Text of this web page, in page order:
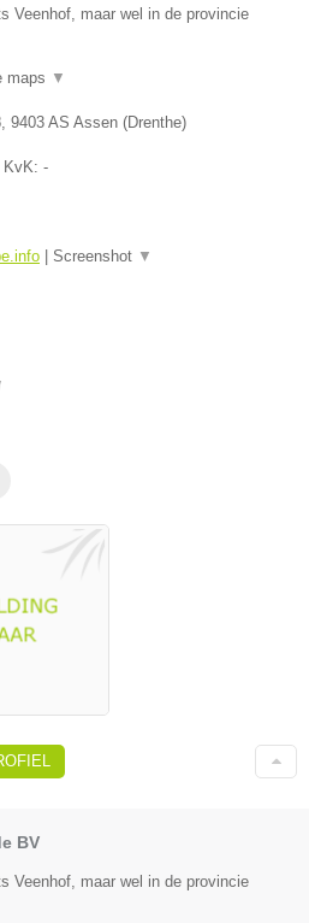
Veenhof, maar wel in de provincie
maps ▼
, 9403 AS Assen (Drenthe)
KvK: -
Screenshot ▼
BV
Veenhof, maar wel in de provincie